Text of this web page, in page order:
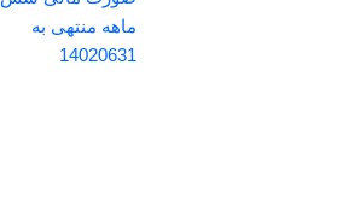
ماهه منتهی به
14020631